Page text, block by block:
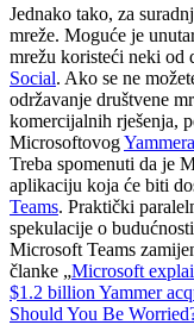
Jednako tako, za
mreže. Moguće je
mrežu koristeći neki od
Social. Ako se ne
održavanje društvene
komercijalnih rješenja,
MicrosoftovogYammera
Treba spomenuti da je
aplikaciju koja će biti
Teams. Praktički
spekulacije o
Microsoft Teams
članke „Microsoft
$1.2 billion Yammer
Should You Be